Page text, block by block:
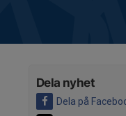
Dela nyhet
Dela på